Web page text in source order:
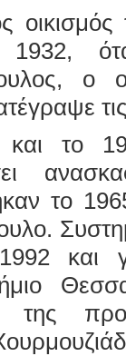
ο
το
το
και
της